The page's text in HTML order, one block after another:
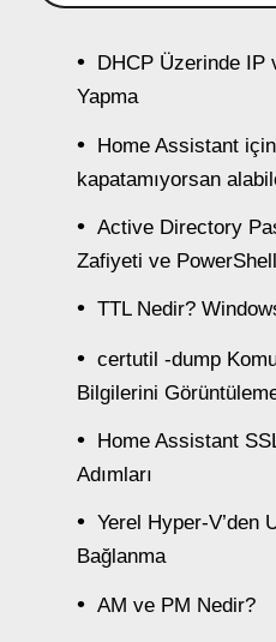
DHCP Üzerinde IP
Yapma
Home Assistant
kapatamıyorsan
Active Directory
Zafiyeti ve
TTL Nedir?
certutil -dump
Bilgilerini
Home Assistant
Adımları
Yerel Hyper-V’den
Bağlanma
AM ve PM Nedir?